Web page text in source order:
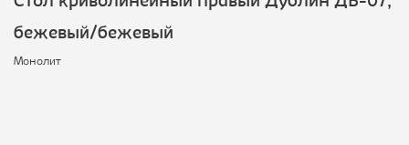
бежевый/бежевый
Монолит